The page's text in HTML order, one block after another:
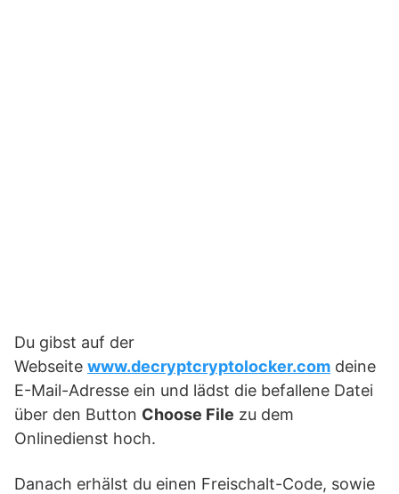
Du gibst auf der
Webseite www.decryptcryptolocker.com deine
E-Mail-Adresse ein und lädst die befallene Datei
über den Button Choose File zu dem
Onlinedienst hoch.
Danach erhälst du einen Freischalt-Code, sowie